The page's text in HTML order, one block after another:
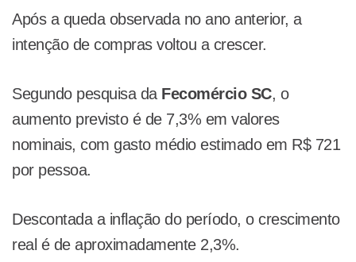
Após a queda observada no ano anterior, a
intenção de compras voltou a crescer.
Segundo pesquisa da Fecomércio SC, o
aumento previsto é de 7,3% em valores
nominais, com gasto médio estimado em R$ 721
por pessoa.
Descontada a inflação do período, o crescimento
real é de aproximadamente 2,3%.